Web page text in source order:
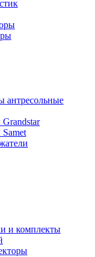
антресольные
и комплекты